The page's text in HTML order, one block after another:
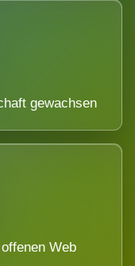
gewachsen
Web